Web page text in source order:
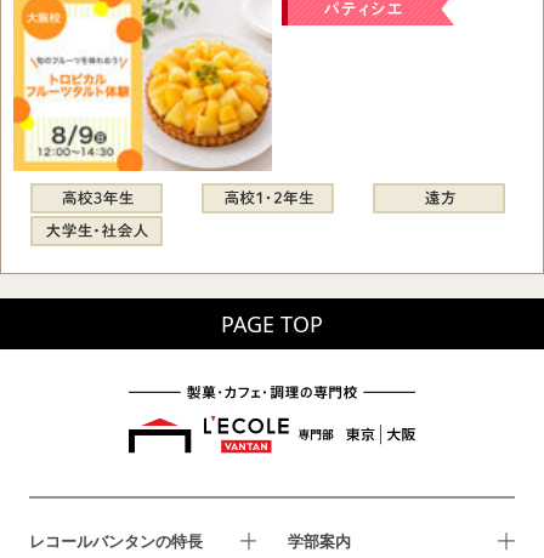
PAGE TOP
レコールバンタンの特長 学部案内